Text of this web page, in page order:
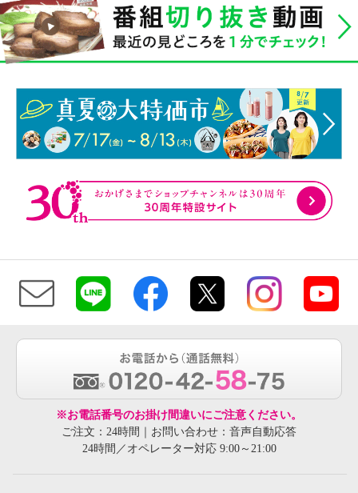
※お電話番号のお掛け間違いにご注意ください。
ご注文：24時間｜お問い合わせ：音声自動応答
24時間／オペレーター対応 9:00～21:00